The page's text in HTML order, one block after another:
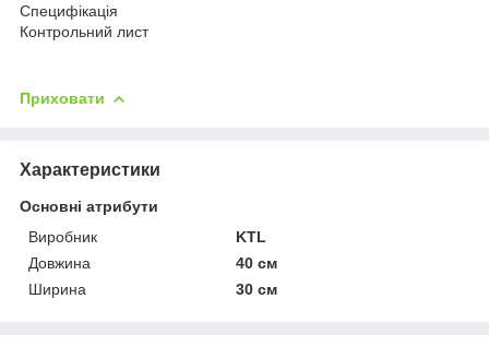
Специфікація
Контрольний лист
Приховати
Характеристики
Основні атрибути
Виробник
KTL
Довжина
40 см
Ширина
30 см